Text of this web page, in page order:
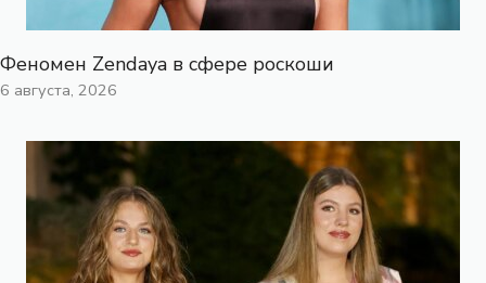
Феномен Zendaya в сфере роскоши
6 августа, 2026